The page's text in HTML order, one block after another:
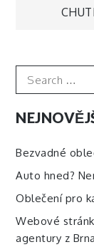
Search
for:
Bezvadné
Auto hned?
Oblečení pro
Webové
agentury z Brna